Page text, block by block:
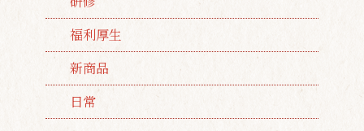
福利厚生
新商品
日常